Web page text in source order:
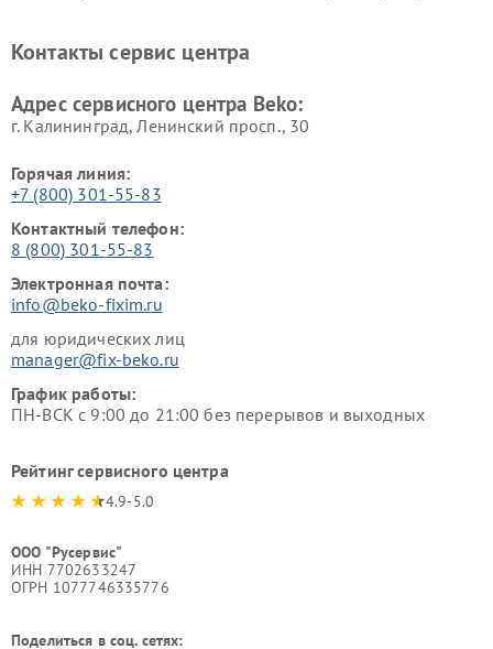
Ремонт холодильников Beko Ремонт морозильных камер
Контакты сервис центра
Адрес сервисного центра Beko:
г. Калининград, Ленинский просп., 30
Горячая линия:
+7 (800) 301-55-83
Контактный телефон:
8 (800) 301-55-83
Электронная почта:
info@beko-fixim.ru
для юридических лиц
manager@fix-beko.ru
График работы:
ПН-ВСК с 9:00 до 21:00 без перерывов и выходных
Рейтинг сервисного центра
4.9-5.0
ООО "Русервис"
ИНН 7702633247
ОГРН 1077746335776
Поделиться в соц. сетях: